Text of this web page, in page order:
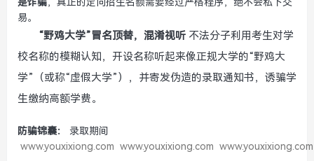
易。
“野鸡大学”冒名顶替，混淆视听 不法分子利用考生对学
校名称的模糊认知，开设名称听起来像正规大学的“野鸡大
学”（或称“虚假大学”），并寄发伪造的录取通知书，诱骗学
生缴纳高额学费。
防骗锦囊：
录取期间
www.youxixiong.com www.youxixiong.com www.youxixiong.com